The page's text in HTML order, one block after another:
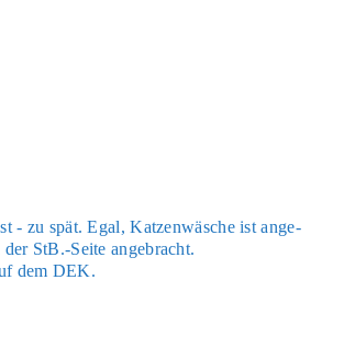
- zu spät. Egal, Kat­zen­wä­sche ist ange­
StB.-Seite ange­bracht.
dem DEK.